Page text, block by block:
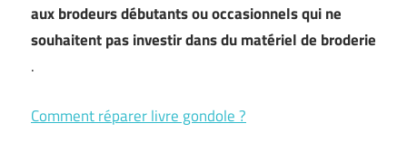
aux brodeurs débutants ou occasionnels qui ne
souhaitent pas investir dans du matériel de broderie
.
Comment réparer livre gondole ?